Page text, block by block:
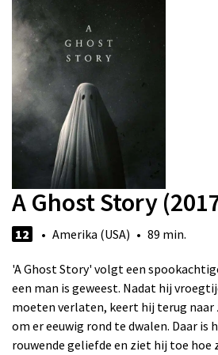
A Ghost Story
12 • Amerika (USA) • 89 min.
'A Ghost Story' volgt een
een man is geweest. Nadat hij
moeten verlaten, keert hij terug naar
om er eeuwig rond te dwalen. Daar is
rouwende geliefde en ziet hij toe hoe